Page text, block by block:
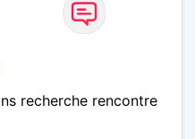
recherche rencontre